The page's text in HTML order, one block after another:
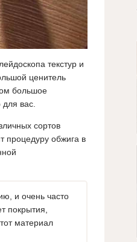
текстур и
ценитель
большое
вас.
сортов
процедуру обжига в
и очень часто
покрытия,
материал